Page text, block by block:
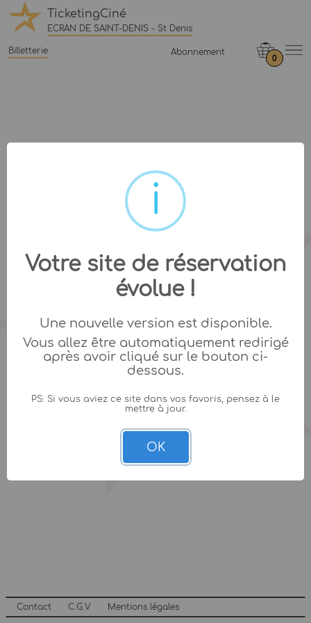
TicketingCiné
ECRAN DE SAINT-DENIS - St Denis
Billetterie Abonnement
0
Contact C.G.V Mentions légales
Votre site de réservation
évolue !
Une nouvelle version est disponible.
Vous allez être automatiquement redirigé
après avoir cliqué sur le bouton ci-
dessous.
PS: Si vous aviez ce site dans vos favoris, pensez à le
mettre à jour.
OK